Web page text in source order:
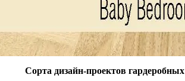
Сорта дизайн-проектов гардеробных